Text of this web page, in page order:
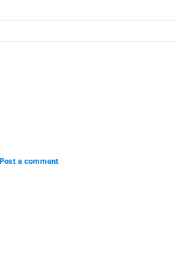
Post a comment